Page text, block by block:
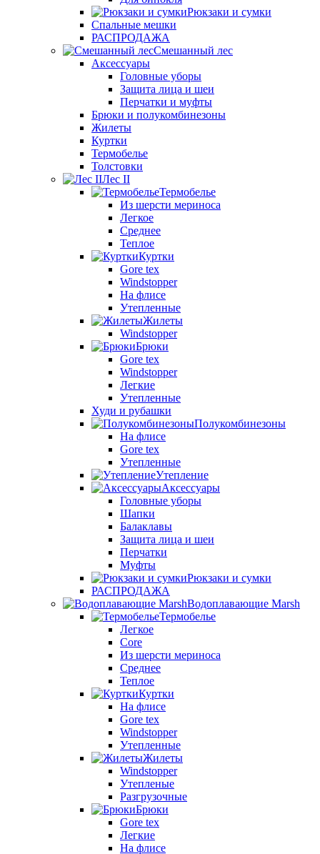
Рюкзаки и сумки
Спальные мешки
РАСПРОДАЖА
Смешанный лес
Аксессуары
Головные уборы
Защита лица и шеи
Перчатки и муфты
Брюки и полукомбинезоны
Жилеты
Куртки
Термобелье
Толстовки
Лес II
Термобелье
Из шерсти мериноса
Легкое
Среднее
Теплое
Куртки
Gore tex
Windstopper
На флисе
Утепленные
Жилеты
Windstopper
Брюки
Gore tex
Windstopper
Легкие
Утепленные
Худи и рубашки
Полукомбинезоны
На флисе
Gore tex
Утепленные
Утепление
Аксессуары
Головные уборы
Шапки
Балаклавы
Защита лица и шеи
Перчатки
Муфты
Рюкзаки и сумки
РАСПРОДАЖА
Водоплавающие Marsh
Термобелье
Легкое
Core
Из шерсти мериноса
Среднее
Теплое
Куртки
На флисе
Gore tex
Windstopper
Утепленные
Жилеты
Windstopper
Утепленые
Разгрузочные
Брюки
Gore tex
Легкие
На флисе